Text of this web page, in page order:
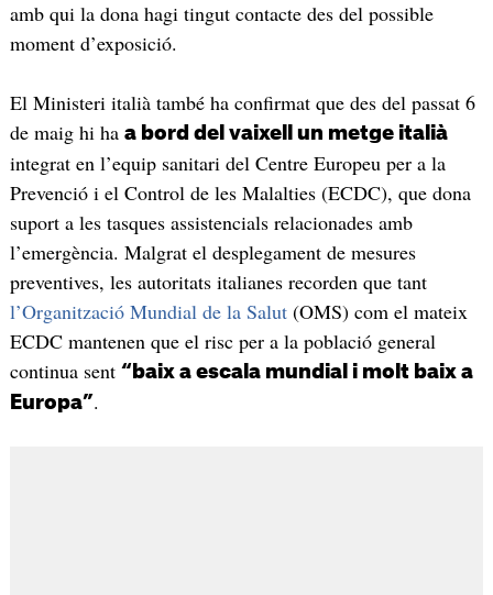
amb qui la dona hagi tingut contacte des del possible
moment d’exposició.
El Ministeri italià també ha confirmat que des del passat 6
de maig hi ha a bord del vaixell un metge italià
integrat en l’equip sanitari del Centre Europeu per a la
Prevenció i el Control de les Malalties (ECDC), que dona
suport a les tasques assistencials relacionades amb
l’emergència. Malgrat el desplegament de mesures
preventives, les autoritats italianes recorden que tant
l’Organització Mundial de la Salut(OMS) com el mateix
ECDC mantenen que el risc per a la població general
continua sent “baix a escala mundial i molt baix a
Europa”.